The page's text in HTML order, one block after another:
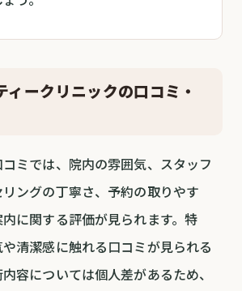
ィークリニックの口コミ・
ミでは、院内の雰囲気、スタッフ
ングの丁寧さ、予約の取りやす
に関する評価が見られます。特
清潔感に触れる口コミが見られる
容については個人差があるため、